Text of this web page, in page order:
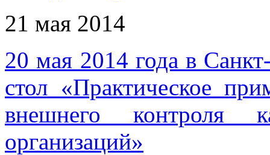
21 мая 2014
20 мая 2014 года в
стол «Практическое
внешнего контроля
организаций»